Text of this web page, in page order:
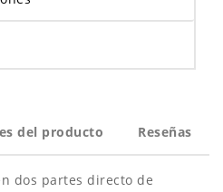
del producto Reseñas
dos partes directo de